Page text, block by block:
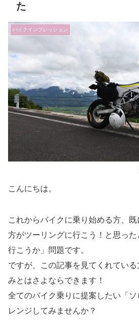
た
バイクインプレッション
こんにちは。
これからバイクに乗り始める方、
方がツーリングに行こう！と思っ
行こうか」問題です。
ですが、この記事を見てくれてい
みとはさよならできます！
全てのバイク乗りに提案したい「
レンジしてみませんか？